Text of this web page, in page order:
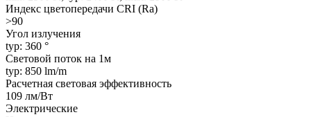
Индекс цветопередачи CRI (Ra)
>90
Угол излучения
typ: 360 °
Световой поток на 1м
typ: 850 lm/m
Расчетная световая эффективность
109 лм/Вт
Электрические